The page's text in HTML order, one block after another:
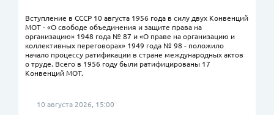
Вступление в СССР 10 августа 1956 года в силу двух Конвенций
МОТ - «О свободе объединения и защите права на
организацию» 1948 года № 87 и «О праве на организацию и
коллективных переговорах» 1949 года № 98 - положило
начало процессу ратификации в стране международных актов
о труде. Всего в 1956 году были ратифицированы 17
Конвенций МОТ.
10 августа 2026, 15:00